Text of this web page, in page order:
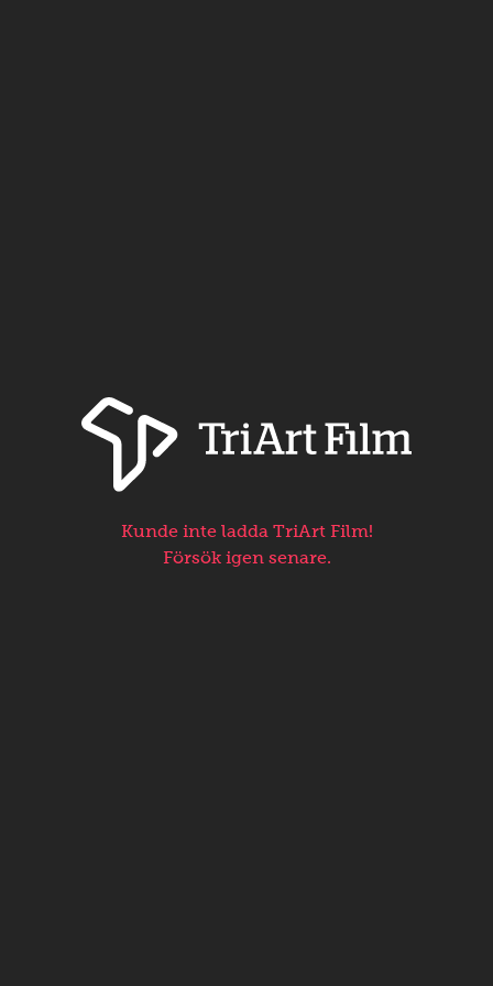
Kunde inte ladda TriArt Film!
Försök igen senare.